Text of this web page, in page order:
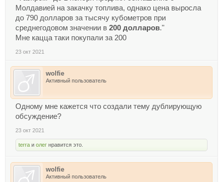
Молдавией на закачку топлива, однако цена выросла
до 790 долларов за тысячу кубометров при
среднегодовом значении в 200 долларов."
Мне кацца таки покупали за 200
23 окт 2021
wolfie
Активный пользователь
Одному мне кажется что создали тему дублирующую
обсуждение?
23 окт 2021
terra и олег нравится это.
wolfie
Активный пользователь